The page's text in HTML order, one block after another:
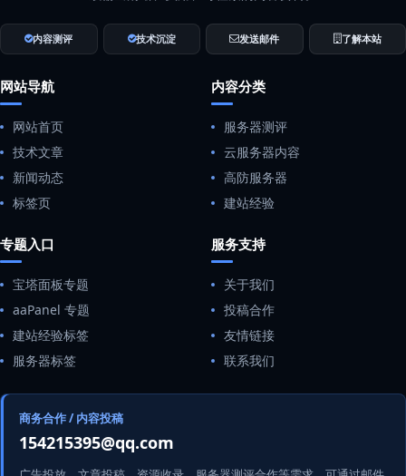
内容测评 技术沉淀 发送邮件 了解本站
网站导航
网站首页
技术文章
新闻动态
标签页
内容分类
服务器测评
云服务器内容
高防服务器
建站经验
专题入口
宝塔面板专题
aaPanel 专题
建站经验标签
服务器标签
服务支持
关于我们
投稿合作
友情链接
联系我们
商务合作 / 内容投稿
154215395@qq.com